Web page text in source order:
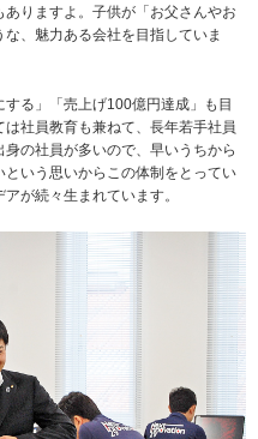
りますよ。子供が「お父さんやお
、魅力ある会社を目指していま
る」「売上げ100億円達成」も目
社員教育も兼ねて、長年若手社員
の社員が多いので、早いうちから
いう思いからこの体制をとってい
が続々生まれています。